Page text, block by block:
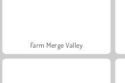
Farm Merge Valley